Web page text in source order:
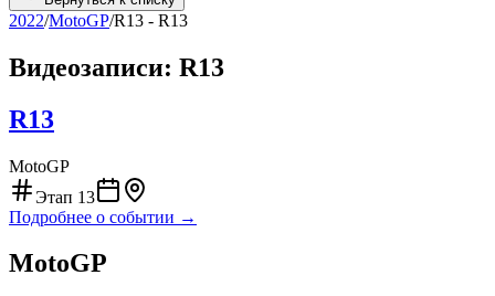
2022/MotoGP/R13 - R13
Видеозаписи: R13
R13
MotoGP
Этап 13
Подробнее о событии →
MotoGP